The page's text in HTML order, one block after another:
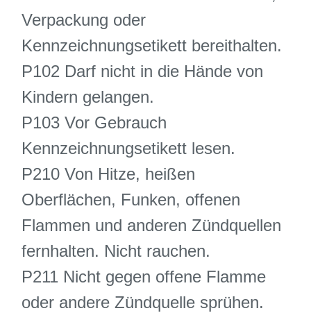
Verpackung oder
Kennzeichnungsetikett bereithalten.
P102 Darf nicht in die Hände von
Kindern gelangen.
P103 Vor Gebrauch
Kennzeichnungsetikett lesen.
P210 Von Hitze, heißen
Oberflächen, Funken, offenen
Flammen und anderen Zündquellen
fernhalten. Nicht rauchen.
P211 Nicht gegen offene Flamme
oder andere Zündquelle sprühen.